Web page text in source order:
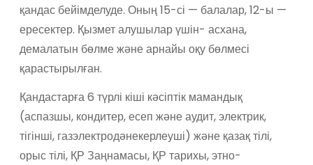
қандас бейімделуде. Оның 15-сі — балалар, 12-ы —
ересектер. Қызмет алушылар үшін- асхана,
демалатын бөлме және арнайы оқу бөлмесі
қарастырылған.
Қандастарға 6 түрлі кіші кәсіптік мамандық
(аспазшы, кондитер, есеп және аудит, электрик,
тігінші, газэлектродәнекерлеуші) және қазақ тілі,
орыс тілі, ҚР Заңнамасы, ҚР тарихы, этно-